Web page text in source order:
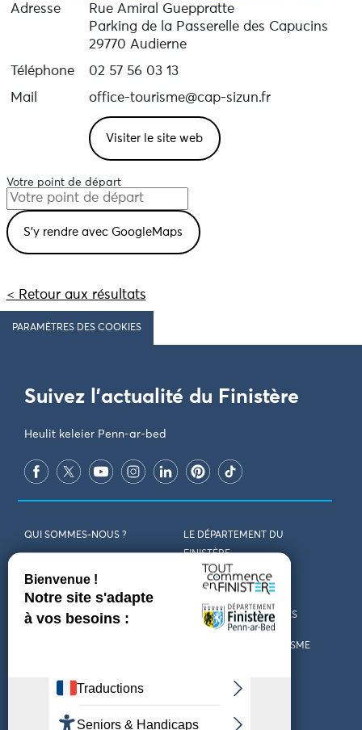
Adresse
Rue Amiral Gueppratte
Parking de la Passerelle des Capucins
29770 Audierne
Téléphone
02 57 56 03 13
Mail
office-tourisme@cap-sizun.fr
Visiter le site web
Votre point de départ
< Retour aux résultats
PARAMÈTRES DES COOKIES
Suivez l'actualité du Finistère
Heulit keleier Penn-ar-bed
QUI SOMMES-NOUS ?
LE DÉPARTEMENT DU
FINISTÈRE
REJOIGNEZ-NOUS VENIR EN FINISTÈRE
CONTACT CARTES ET BROCHURES
LES OFFICES DE TOURISME
D’ACCESSIBILITÉ